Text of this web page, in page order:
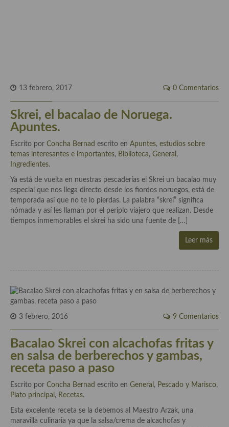
En El Candelero
Las opiniones de la «Cocinera»
Prensa
Recetas
Acompañamientos
Airfryer recetas
Aderezos, salsas, vinagretas, especias, hierbas aromáticas o
Hierbas aromáticas
Mojos y pastas
Sales y polvos
Salsas y mojos
Adobos
Aperitivos
13 febrero, 2017 0 Comentarios
Skrei, el bacalao de Noruega.
Apuntes.
Escrito por Concha Bernad escrito en Apuntes, estudios sobre
temas interesantes e importantes, Biblioteca, General ,
Ingredientes.
Ya está de vuelta en nuestras pescaderías el Skrei un bacalao muy
especial que nos llega directo desde los fiordos noruegos, está de
temporada así que no te lo pierdas. La palabra “skrei” significa
nómada y así les llaman por el periplo viajero que realizan. Desde
tiempos inmemorables el skrei ha sido una fuente de […]
Leer más
3 febrero, 2016 9 Comentarios
Bacalao Skrei con alcachofas fritas y
en salsa de berberechos y gambas,
receta paso a paso
Escrito por Concha Bernad escrito en General , Pescado y Marisco,
Plato principal , Recetas.
Esta excelente receta se la debemos al Maestro Arzak, una
maravilla culinaria ya que la salsa/crema de alcachofas y